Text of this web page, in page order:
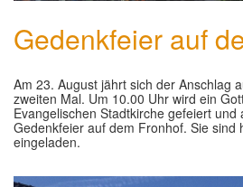
Gedenkfeier auf
Am 23. August jährt sich der Anschlag
zweiten Mal. Um 10.00 Uhr wird ein
Evangelischen Stadtkirche gefeiert und
Gedenkfeier auf dem Fronhof. Sie sind
eingeladen.